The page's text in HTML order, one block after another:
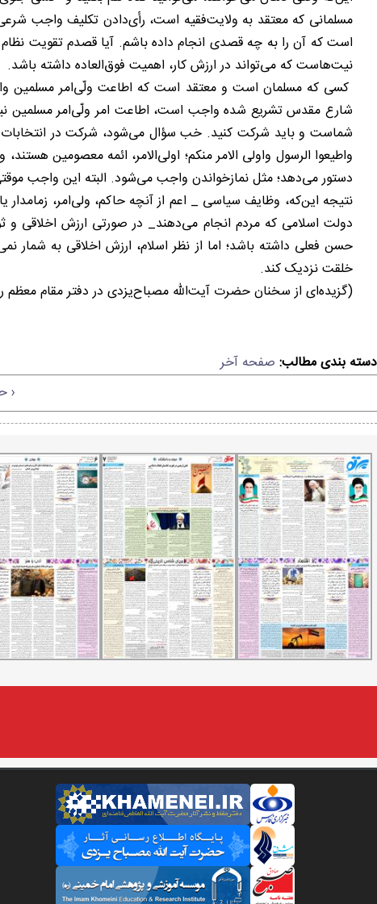
مسلمانی که معتقد به ولایت‌فقیه است، رأی‌دادن تکلیف واجب شرعی
است که آن را به چه قصدی انجام داده باشم. آیا قصدم تقویت
نیت‌هاست که می‌تواند در ارزش کار، اهمیت فوق‌العاده داشته باشد.
کسی که مسلمان است و معتقد است که اطاعت ولّی‌امر مسلمین
شارع مقدس تشریع شده واجب است، اطاعت امر ولّی‌امر مسلمین
شماست و باید شرکت کنید. خب سؤال می‌شود، شرکت در انتخابات
واطیعوا الرسول واولی الامر منکم؛ اولی‌الامر، ائمه معصومین
دستور می‌دهد؛ مثل نمازخواندن واجب می‌شود. البته این واجب
نتیجه این‌که، وظایف سیاسی _ اعم از آنچه حاکم، ولی‌امر،
دولت اسلامی که مردم انجام می‌دهند_ در صورتی ارزش اخلاقی
حسن فعلی داشته باشد؛ اما از نظر اسلام، ارزش اخلاقی به
خلقت نزدیک کند.
(گزیده‌ای از سخنان حضرت آیت‌الله مصباح‌یزدی در دفتر مقام معظم رهبری که در تاریخ ۱۲/۳/۹۶، مطابق با هفتم ماه
دسته بندی مطالب: صفحه آخر
‹